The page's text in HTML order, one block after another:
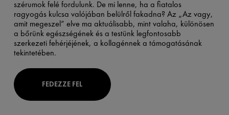
szérumok felé fordulunk. De mi lenne, ha a fiatalos
ragyogás kulcsa valójában belülről fakadna? Az „Az vagy,
amit megeszel” elve ma aktuálisabb, mint valaha, különösen
a bőrünk egészségének és a testünk legfontosabb
szerkezeti fehérjéjének, a kollagénnek a támogatásának
tekintetében.
FEDEZZE FEL